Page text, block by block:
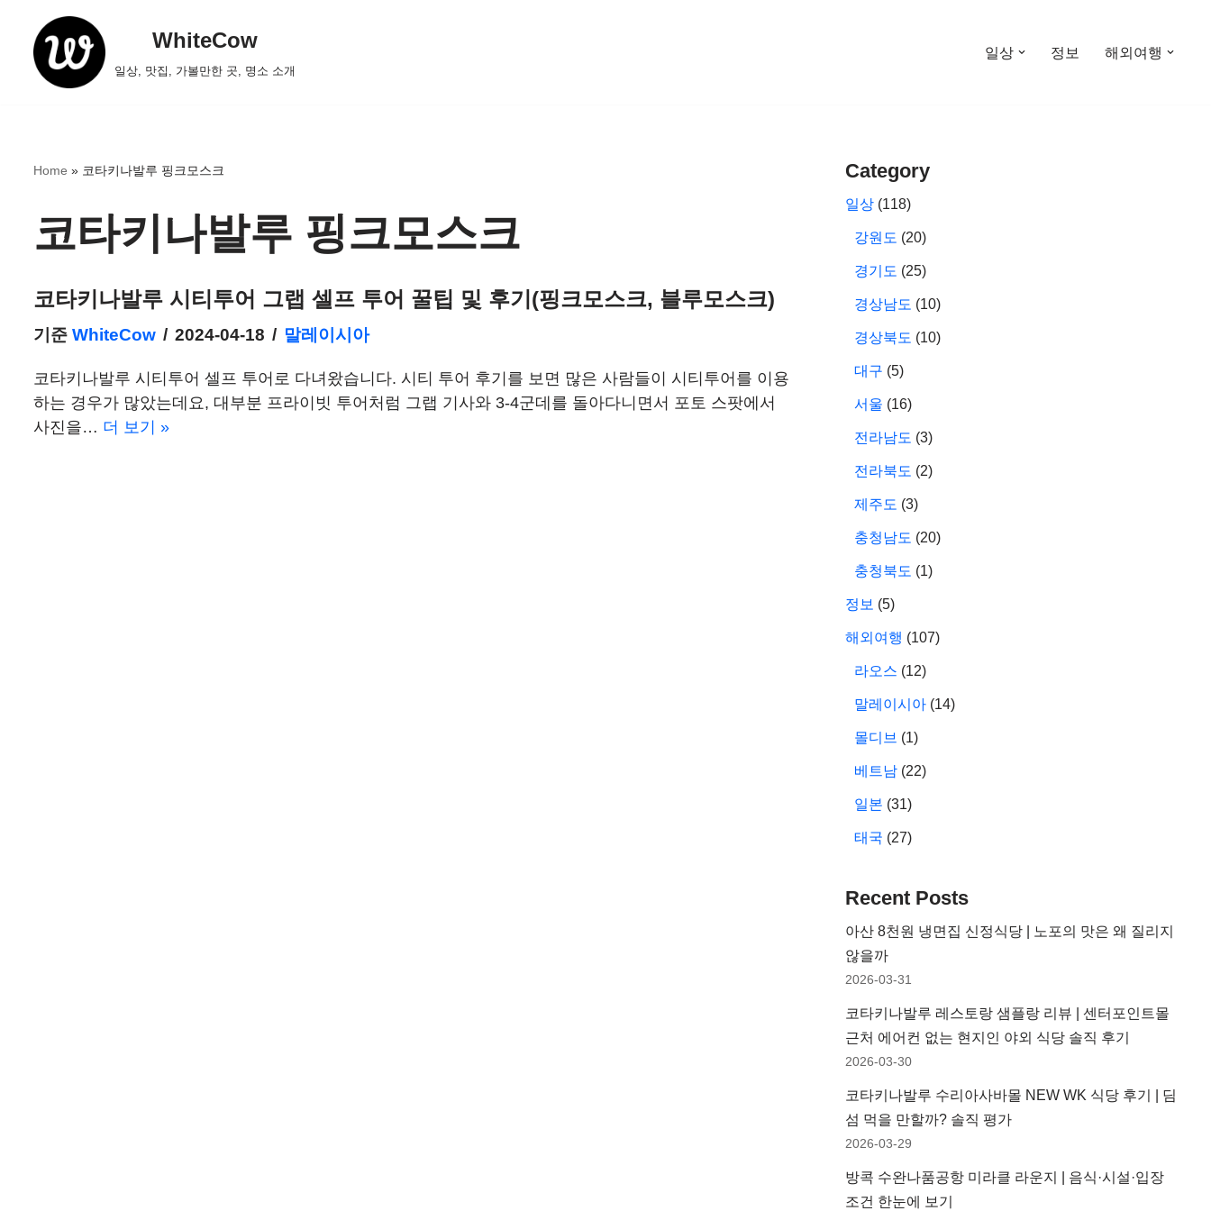
WhiteCow
일상, 맛집, 가볼만한 곳, 명소 소개
일상 정보 해외여행
Home » 코타키나발루 핑크모스크
코타키나발루 핑크모스크
코타키나발루 시티투어 그랩 셀프 투어 꿀팁 및 후기(핑크모스크, 블루모스크)
기준 WhiteCow 2024-04-18 말레이시아
코타키나발루 시티투어 셀프 투어로 다녀왔습니다. 시티 투어 후기를 보면 많은 사람들이 시티투어를 이용
하는 경우가 많았는데요, 대부분 프라이빗 투어처럼 그랩 기사와 3-4군데를 돌아다니면서 포토 스팟에서
사진을… 더 보기 »
Category
일상 (118)
강원도 (20)
경기도 (25)
경상남도 (10)
경상북도 (10)
대구 (5)
서울 (16)
전라남도 (3)
전라북도 (2)
제주도 (3)
충청남도 (20)
충청북도 (1)
정보 (5)
해외여행 (107)
라오스 (12)
말레이시아 (14)
몰디브 (1)
베트남 (22)
일본 (31)
태국 (27)
Recent Posts
아산 8천원 냉면집 신정식당 | 노포의 맛은 왜 질리지
않을까
2026-03-31
코타키나발루 레스토랑 샘플랑 리뷰 | 센터포인트몰
근처 에어컨 없는 현지인 야외 식당 솔직 후기
2026-03-30
코타키나발루 수리아사바몰 NEW WK 식당 후기 | 딤
섬 먹을 만할까? 솔직 평가
2026-03-29
방콕 수완나품공항 미라클 라운지 | 음식·시설·입장
조건 한눈에 보기